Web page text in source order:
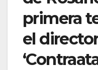
primera
el